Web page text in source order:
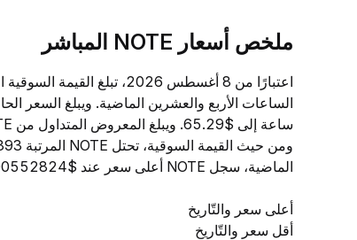
ملخص أسعار NOTE المباشر
الماضية، سجل NOTE أعلى سعر عند $0.00552824 وأدنى سعر عند $0.00549561.
أعلى سعر والتّاريخ
أقل سعر والتّاريخ